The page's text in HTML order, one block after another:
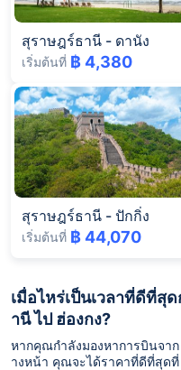
สุราษฎร์ธานี - ดานัง
เริ่มต้นที่ ฿ 4,380
สุราษฎร์ธานี - ปักกิ่ง
เริ่มต้นที่ ฿ 44,070
เมื่อไหร่เป็นเวลาที่ดีที่สุ
านี ไป ฮ่องกง?
หากคุณกำลังมองหาการบินจา
างหน้า คุณจะได้ราคาที่ดีที่สุด